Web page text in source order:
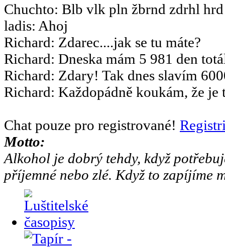
Chuchto: Blb vlk pln žbrnd zdrhl
ladis: Ahoj
Richard: Zdarec....jak se tu máte?
Richard: Dneska mám 5 981 den
Richard: Zdary! Tak dnes slavím
Richard: Každopádně koukám, že
Chat pouze pro registrované!
Motto:
Alkohol je dobrý tehdy, když
příjemné nebo zlé. Když to zapíjíme